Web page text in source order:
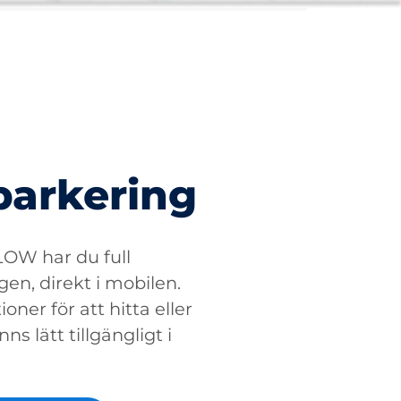
har du full
direkt i mobilen.
för att hitta eller
lätt tillgängligt i